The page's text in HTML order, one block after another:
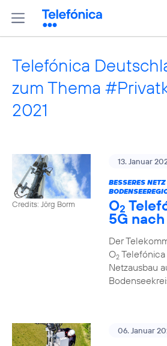
Telefónica
zum Thema
2021
Credits: Jörg Borm
13. Januar
BESSERES
O2
5G
Der
O2Telefónica
Netzausbau
06. Januar